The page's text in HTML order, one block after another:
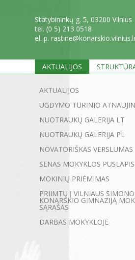
AKTUALIJOS
Statybininkų g. 5, 03200 Vilnius
tel. (0 5) 213 0518
el. p.
AKTUALIJOS
UGDYMO TURINIO
NUOTRAUKŲ GALERIJA LT
NUOTRAUKŲ GALERIJA PL
NOVATORIŠKAS VERSLUMAS
SENAS MOKYKLOS PUSLAPIS
MOKINIŲ PRIĖMIMAS
PRIIMTŲ Į VILNIAUS SIMONO
KONARSKIO GIMNAZIJĄ
SĄRAŠAS
DARBAS MOKYKLOJE